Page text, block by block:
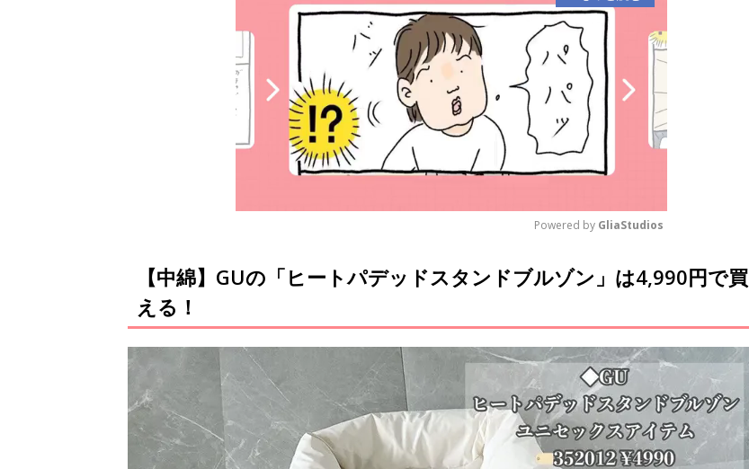
M
t
e
Powered by GliaStudios
【中綿】GUの「ヒートパデッドスタンドブルゾン」は4,990円で買
える！